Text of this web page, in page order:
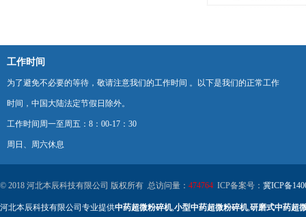
工作时间
为了避免不必要的等待，敬请注意我们的工作时间 。以下是我们的正常工作
时间，中国大陆法定节假日除外。
工作时间周一至周五：8：00-17：30
周日、周六休息
© 2018 河北本辰科技有限公司 版权所有 总访问量： 474764 ICP备案号： 冀ICP备
河北本辰科技有限公司专业提供中药超微粉碎机,小型中药超微粉碎机,研磨式中药超